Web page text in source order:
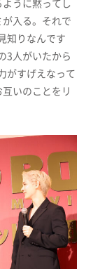
入る。それで
知りなんです
3人がいたから
がすげえなって
いのことをリ